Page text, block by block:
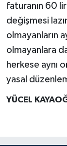
faturanın 60
değişmesi
olmayanların
olmayanlara
herkese aynı
yasal
YÜCEL